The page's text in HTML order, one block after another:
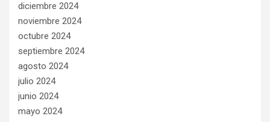
diciembre 2024
noviembre 2024
octubre 2024
septiembre 2024
agosto 2024
julio 2024
junio 2024
mayo 2024